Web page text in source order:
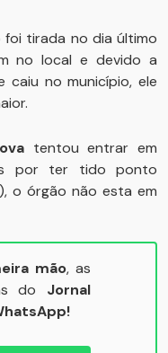
tirada no dia último
no local e devido a
caiu no município, ele
tentou entrar em
por ter tido ponto
o órgão não esta em
mão, as
do Jornal